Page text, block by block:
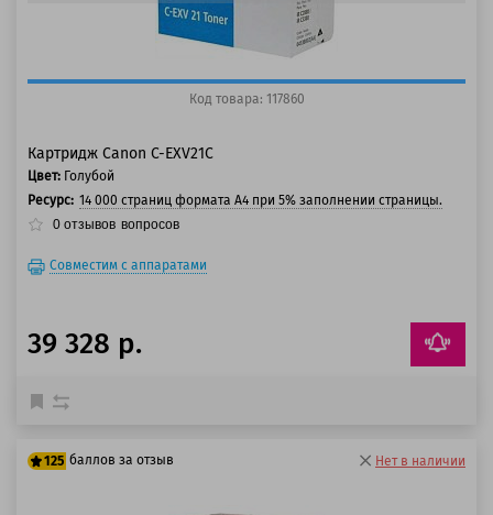
Код товара: 117860
Картридж Canon C-EXV21C
Цвет: Голубой
Ресурс: 14 000 страниц формата А4 при 5% заполнении страницы.
0 отзывов вопросов
Совместим с аппаратами
39 328 р.
125 баллов за отзыв Нет в наличии